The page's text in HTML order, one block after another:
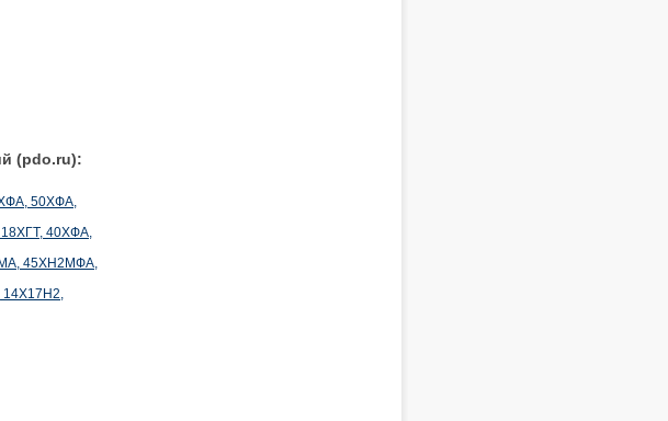
(pdo.ru):
50ХФА,
40ХФА,
45ХН2МФА,
14Х17Н2,